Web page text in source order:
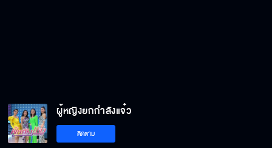
ผู้หญิงยกกำลังแจ๋ว
ติดตาม